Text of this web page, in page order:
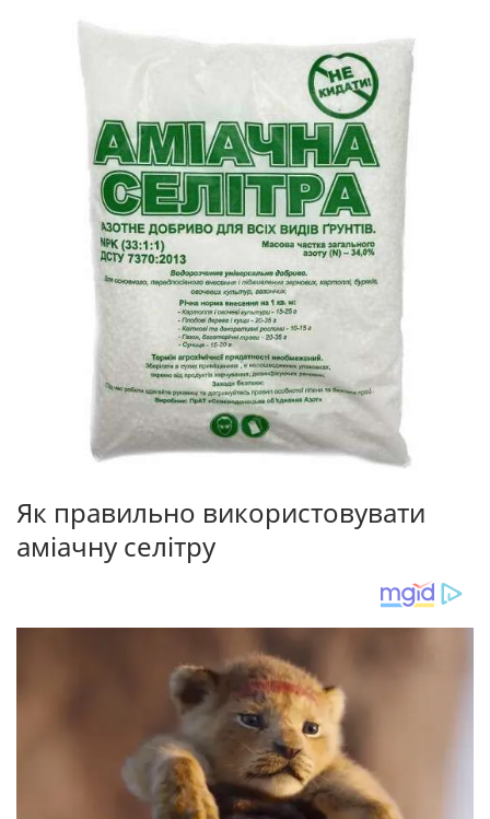
Як правильно використовувати
аміачну селітру